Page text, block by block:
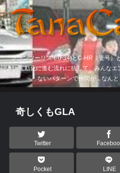
グランツーリスモ(F34)とC-HR（妻号）
き。電動化に進む流れに抗して、みんな
ないパターンで仲間が…なん
奇しくもGLA
Twitter
Pocket LINE